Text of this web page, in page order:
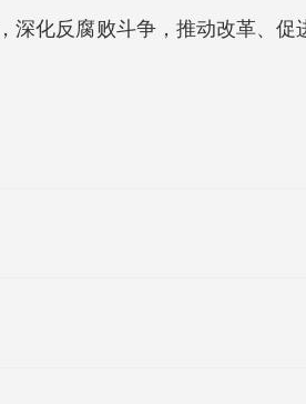
深化反腐败斗争，推动改革、